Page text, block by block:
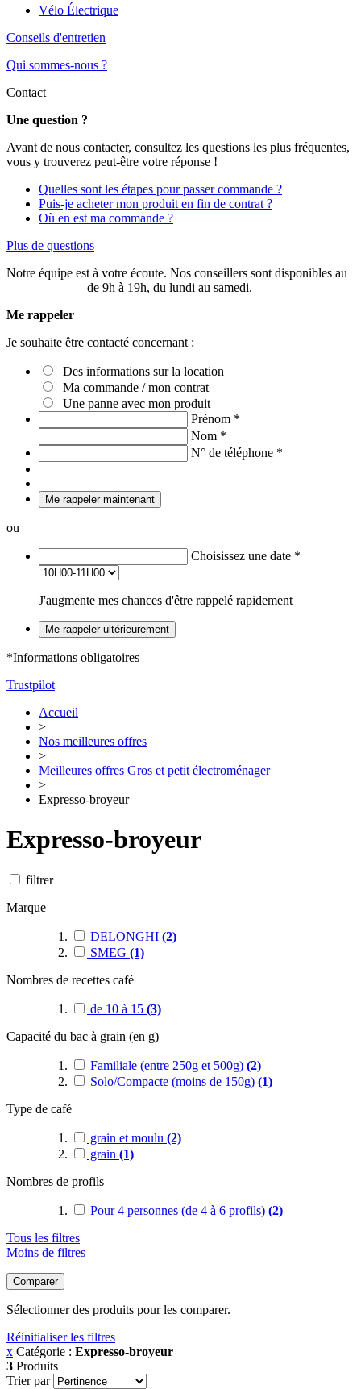
Vélo Électrique
Conseils d'entretien
Qui sommes-nous ?
Contact
Une question ?
Avant de nous contacter, consultez les questions les plus fréquentes,
vous y trouverez peut-être votre réponse !
Quelles sont les étapes pour passer commande ?
Puis-je acheter mon produit en fin de contrat ?
Où en est ma commande ?
Plus de questions
Notre équipe est à votre écoute. Nos conseillers sont disponibles au
de 9h à 19h, du lundi au samedi.
Me rappeler
Je souhaite être contacté concernant :
Des informations sur la location
Ma commande / mon contrat
Une panne avec mon produit
Prénom *
Nom *
N° de téléphone *
Me rappeler maintenant
ou
Choisissez une date *
J'augmente mes chances d'être rappelé rapidement
Me rappeler ultérieurement
*Informations obligatoires
Trustpilot
Accueil
>
Nos meilleures offres
>
Meilleures offres Gros et petit électroménager
>
Expresso-broyeur
Expresso-broyeur
filtrer
Marque
DELONGHI (2)
SMEG (1)
Nombres de recettes café
de 10 à 15 (3)
Capacité du bac à grain (en g)
Familiale (entre 250g et 500g) (2)
Solo/Compacte (moins de 150g) (1)
Type de café
grain et moulu (2)
grain (1)
Nombres de profils
Pour 4 personnes (de 4 à 6 profils) (2)
Tous les filtres
Moins de filtres
Comparer
Sélectionner des produits pour les comparer.
Réinitialiser les filtres
x Catégorie : Expresso-broyeur
3 Produits
Trier par